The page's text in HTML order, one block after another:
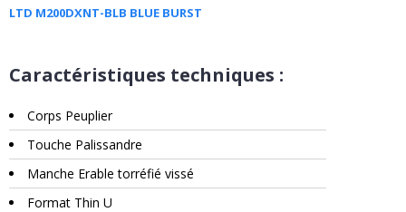
LTD M200DXNT-BLB BLUE BURST
Caractéristiques techniques :
Corps Peuplier
Touche Palissandre
Manche Erable torréfié vissé
Format Thin U